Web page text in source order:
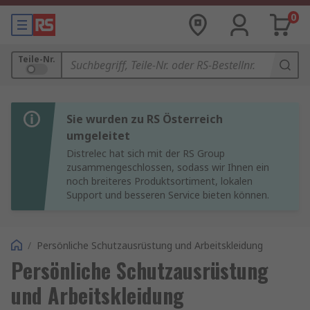
0
Teile-Nr.
Sie wurden zu RS Österreich
umgeleitet
Distrelec hat sich mit der RS Group
zusammengeschlossen, sodass wir Ihnen ein
noch breiteres Produktsortiment, lokalen
Support und besseren Service bieten können.
/ Persönliche Schutzausrüstung und Arbeitskleidung
Persönliche Schutzausrüstung
und Arbeitskleidung